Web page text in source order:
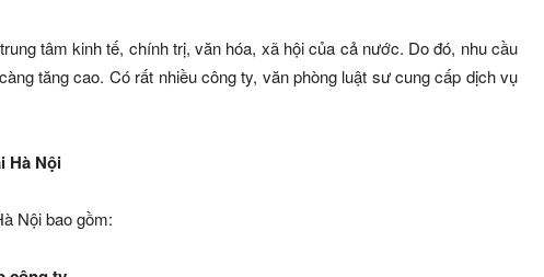
tâm kinh tế, chính trị, văn hóa, xã hội của cả nước. Do đó, nhu cầu
tăng cao. Có rất nhiều công ty, văn phòng luật sư cung cấp dịch vụ
Hà Nội
Nội bao gồm: